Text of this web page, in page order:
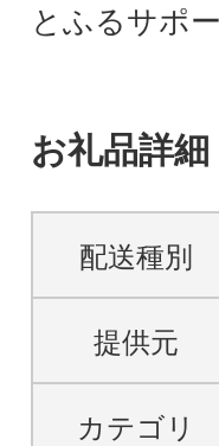
とふるサポ
お礼品詳細
配送種別
提供元
カテゴリ